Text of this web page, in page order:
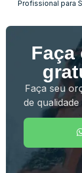
Profissional para
Faça
Faça seu
de